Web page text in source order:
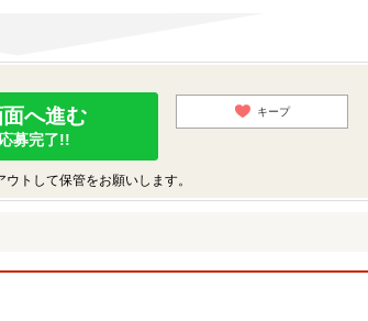
へ進む
募完了!!
キープ
トして保管をお願いします。